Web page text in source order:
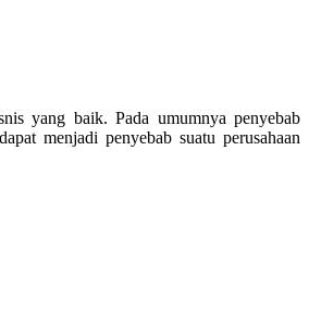
yang baik. Pada umumnya penyebab
menjadi penyebab suatu perusahaan